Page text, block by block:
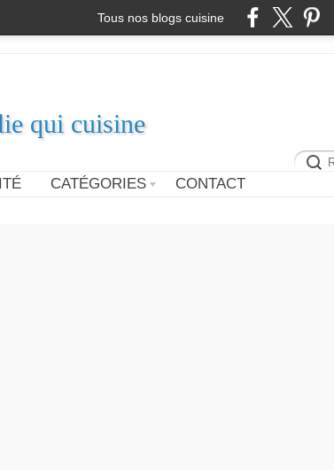
Tous nos blogs cuisine
qui cuisine
CATÉGORIES CONTACT
BOULETTES